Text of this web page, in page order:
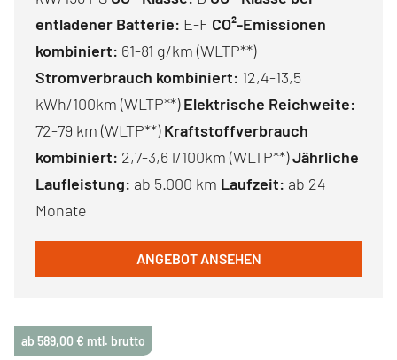
entladener Batterie: E-F CO²-Emissionen
kombiniert: 61-81 g/km (WLTP**)
Stromverbrauch kombiniert: 12,4-13,5
kWh/100km (WLTP**)Elektrische Reichweite:
72-79 km (WLTP**)Kraftstoffverbrauch
kombiniert: 2,7-3,6 l/100km (WLTP**)Jährliche
Laufleistung: ab 5.000 km Laufzeit: ab 24
Monate
ANGEBOT ANSEHEN
ab 589,00 € mtl. brutto